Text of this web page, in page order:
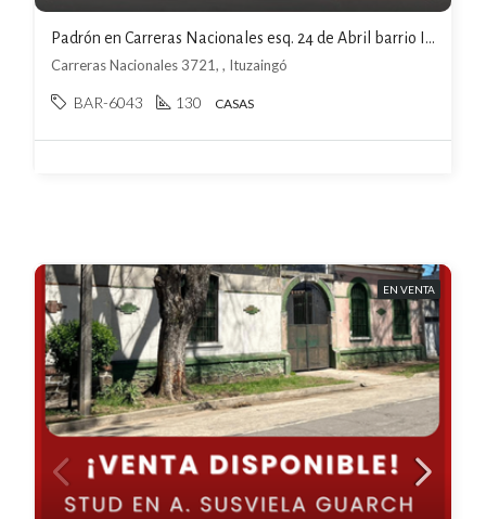
Padrón en Carreras Nacionales esq. 24 de Abril barrio Ituizangó U$S95000
Carreras Nacionales 3721, , Ituzaingó
BAR-6043 130 CASAS
EN VENTA